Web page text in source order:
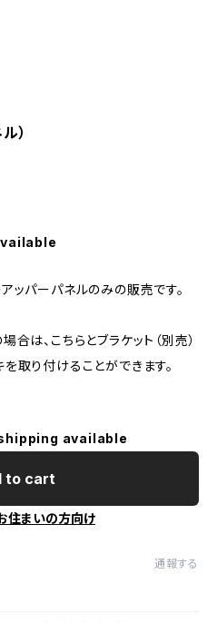
）
ッパーパネルのみの販売です。
は、こちらとブラケット（別売）
取り付けることができます。
available
to cart
住まいの方向け
通報する